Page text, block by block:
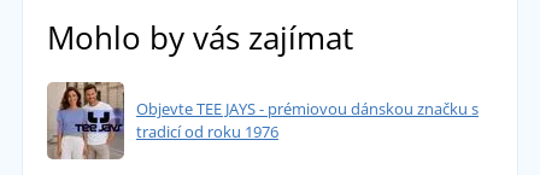
Mohlo by vás zajímat
Objevte TEE JAYS - prémiovou dánskou značku s
tradicí od roku 1976